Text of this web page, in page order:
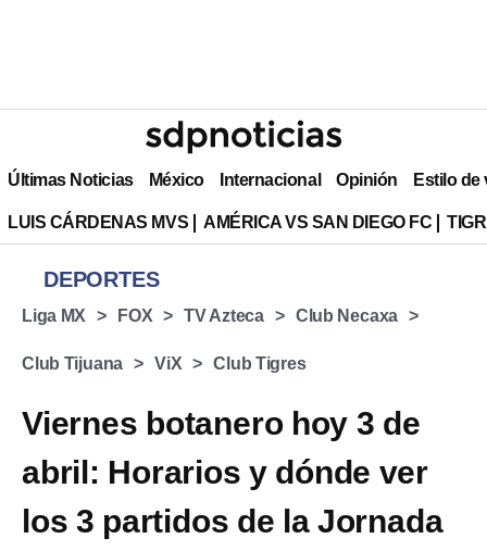
Últimas Noticias México Internacional Opinión Estilo de
LUIS CÁRDENAS MVS AMÉRICA VS SAN DIEGO FC
DEPORTES
Liga MX FOX TV Azteca Club Necaxa
Club Tijuana ViX Club Tigres
Viernes botanero hoy 3 de
abril: Horarios y dónde ver
los 3 partidos de la Jornada